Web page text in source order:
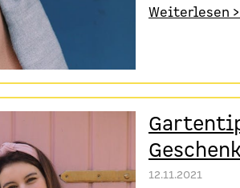
Weiterlesen
12.11.2021